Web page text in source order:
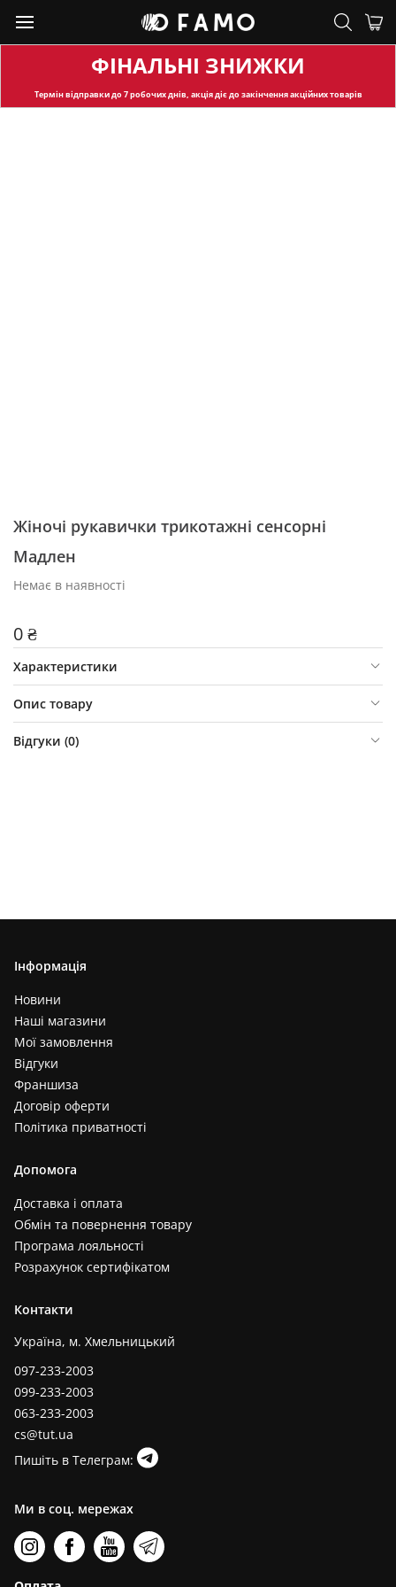
ФІНАЛЬНІ ЗНИЖКИ
Термін відправкидо 7 робочих днів, акція діє до закінчення акційних товарів
Жіночі рукавички трикотажні сенсорні
Мадлен
Немає в наявності
0 ₴
Характеристики
Опис товару
Відгуки (0)
Інформація
Новини
Наші магазини
Мої замовлення
Відгуки
Франшиза
Договір оферти
Політика приватності
Допомога
Доставка і оплата
Обмін та повернення товару
Програма лояльності
Розрахунок сертифікатом
Контакти
Україна, м. Хмельницький
097-233-2003
099-233-2003
063-233-2003
cs@tut.ua
Пишіть в Телеграм:
Ми в соц. мережах